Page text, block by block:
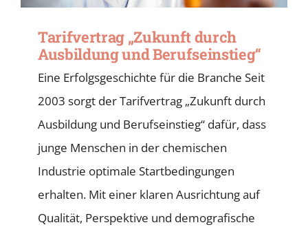
Tarifvertrag „Zukunft durch
Ausbildung und Berufseinstieg“
Eine Erfolgsgeschichte für die Branche Seit
2003 sorgt der Tarifvertrag „Zukunft durch
Ausbildung und Berufseinstieg“ dafür, dass
junge Menschen in der chemischen
Industrie optimale Startbedingungen
erhalten. Mit einer klaren Ausrichtung auf
Qualität, Perspektive und demografische